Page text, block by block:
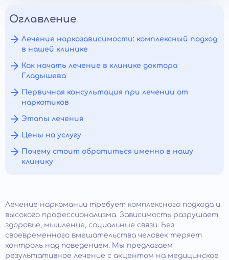
Оглавление
Лечение наркозависимости: комплексный подход
в нашей клинике
Как начать лечение в клинике доктора
Гладышева
Первичная консультация при лечении от
наркотиков
Этапы лечения
Цены на услугу
Почему стоит обратиться именно в нашу
клинику
Лечение наркомании требует комплексного подхода и
высокого профессионализма. Зависимость разрушает
здоровье, мышление, социальные связи. Без
своевременного вмешательства человек теряет
контроль над поведением. Мы предлагаем
результативное лечение с акцентом на медицинское